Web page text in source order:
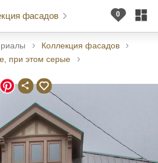
фасадов
Коллекция фасадов
при этом серые